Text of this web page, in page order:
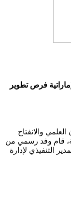
فرص تطوير
والانفتاح
قام وفد رسمي من
التنفيذي لإدارة